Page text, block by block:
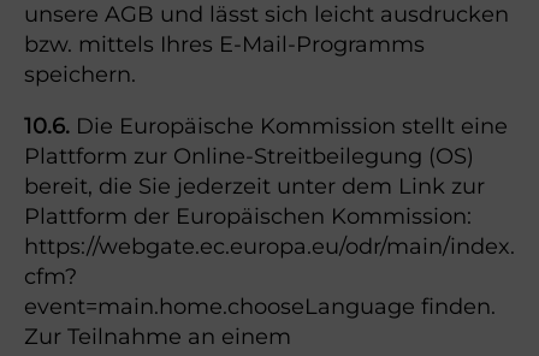
unsere AGB und lässt sich leicht ausdrucken
bzw. mittels Ihres E-Mail-Programms
speichern.
10.6. Die Europäische Kommission stellt eine
Plattform zur Online-Streitbeilegung (OS)
bereit, die Sie jederzeit unter dem Link zur
Plattform der Europäischen Kommission:
https://webgate.ec.europa.eu/odr/main/index.
cfm?
event=main.home.chooseLanguage finden.
Zur Teilnahme an einem